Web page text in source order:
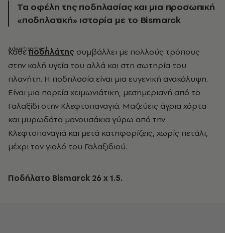
Τα οφέλη της ποδηλασίας και μια προσωπική
«ποδηλατική» ιστορία με το Bismarck
Κάθεποδηλάτης συμβάλλει με πολλούς τρόπους
στην καλή υγεία του αλλά και στη σωτηρία του
πλανήτη. Η ποδηλασία είναι μια ευγενική ανακάλυψη.
Είναι μια πορεία χειμωνιάτικη, μεσημεριανή από το
Γαλαξίδι στην Κλεφτοπαναγιά. Μαζεύεις άγρια χόρτα
και μυρωδάτα μανουσάκια γύρω από την
Κλεφτοπαναγιά και μετά κατηφορίζεις, χωρίς πετάλι,
μέχρι τον γιαλό του Γαλαξιδιού.
Ποδήλατο Bismarck 26 x 1.5.